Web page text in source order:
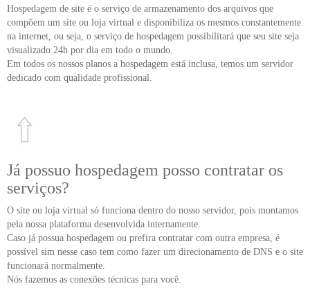
Hospedagem de site é o serviço de armazenamento dos arquivos que
compõem um site ou loja virtual e disponibiliza os mesmos constantemente
na internet, ou seja, o serviço de hospedagem possibilitará que seu site seja
visualizado 24h por dia em todo o mundo.
Em todos os nossos planos a hospedagem está inclusa, temos um servidor
dedicado com qualidade profissional.
Já possuo hospedagem posso contratar os
serviços?
O site ou loja virtual só funciona dentro do nosso servidor, pois montamos
pela nossa plataforma desenvolvida internamente.
Caso já possua hospedagem ou prefira contratar com outra empresa, é
possível sim nesse caso tem como fazer um direcionamento de DNS e o site
funcionará normalmente.
Nós fazemos as conexões técnicas para você.